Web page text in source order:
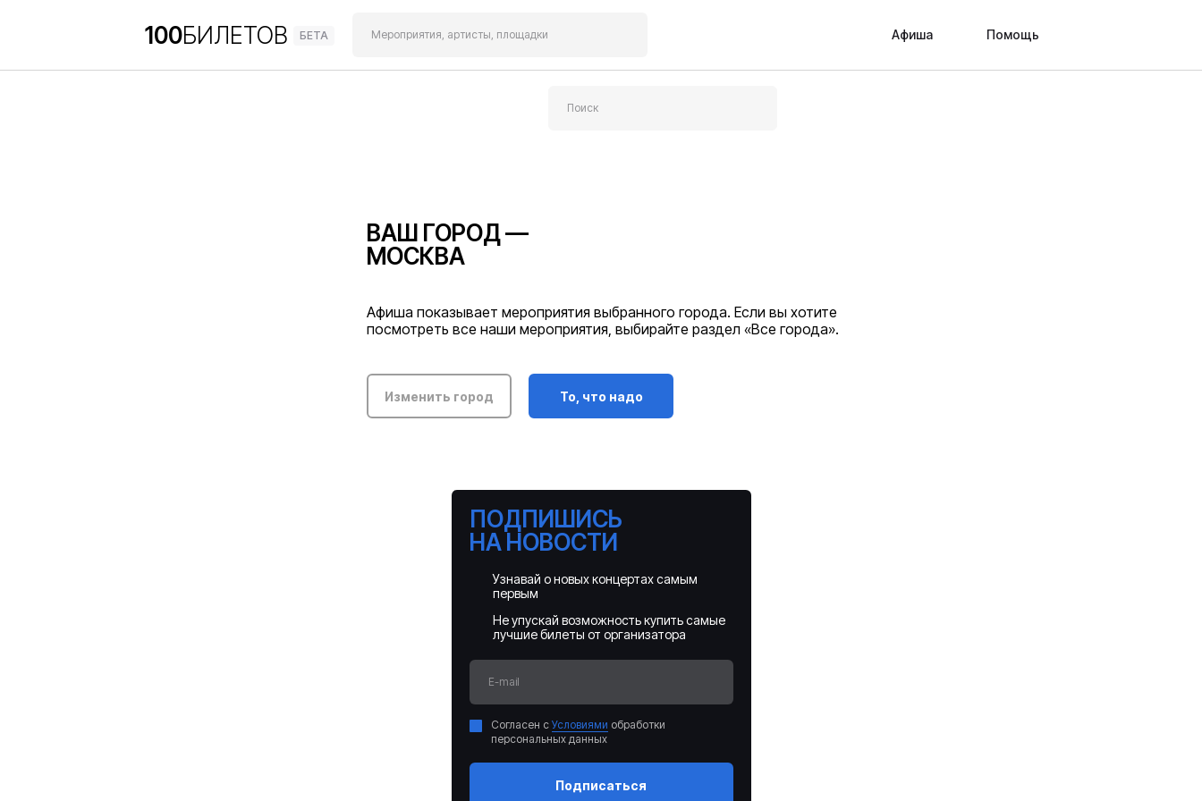
Поиск
ВАШ ГОРОД —
МОСКВА
Афиша показывает мероприятия выбранного города. Если вы хотите
посмотреть все наши мероприятия, выбирайте раздел «Все города».
Изменить город То, что надо
ПОДПИШИСЬ
НА НОВОСТИ
Узнавай о новых концертах самым
первым
Не упускай возможность купить самые
лучшие билеты от организатора
E-mail
Согласен с Условиями обработки
персональных данных
Подписаться
100БИЛЕТОВ БЕТА Мероприятия, артисты, площадки Афиша Помощь